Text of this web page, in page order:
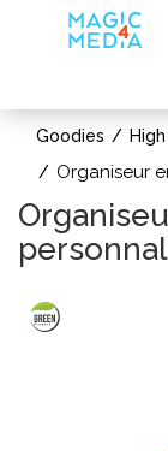
Goodies
Organiseur